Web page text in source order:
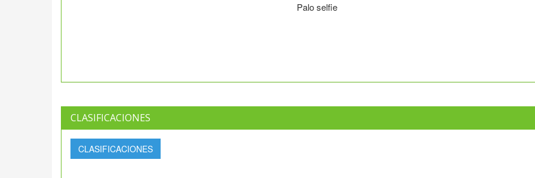
Palo selfie
CLASIFICACIONES
CLASIFICACIONES